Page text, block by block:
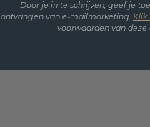
Door je in te schrijven, geef je
ontvangen van e-mailmarketing. Klik
voorwaarden van deze